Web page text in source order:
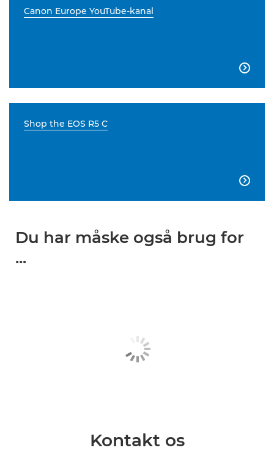
Canon Europe YouTube-kanal

Shop the EOS R5 C

Du har måske også brug for
...
Kontakt os